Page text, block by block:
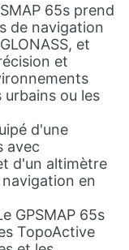
65s prend
de navigation
et
et
ou les
d'une
avec
d'un altimètre
en
GPSMAP 65s
TopoActive